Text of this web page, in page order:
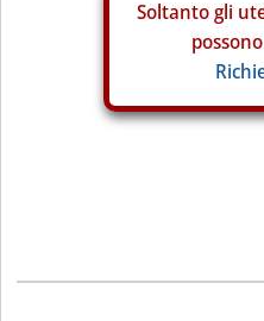
Soltanto gli